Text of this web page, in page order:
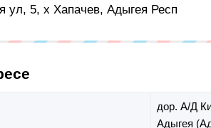
ул, 5, х Хапачев, Адыгея Респ
дор. А/Д
Адыгея